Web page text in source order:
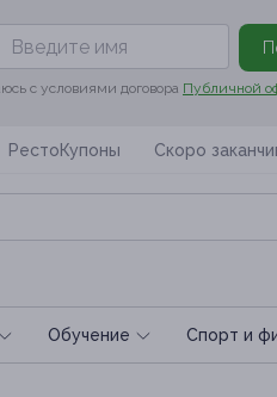
с условиями договора Публичной
РестоКупоны Скоро
Обучение Спoрт и